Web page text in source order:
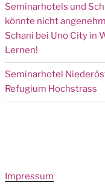
Seminarhotels und
könnte nicht
Schani bei Uno City in
Lernen!
Seminarhotel
Refugium Hochstrass
Impressum